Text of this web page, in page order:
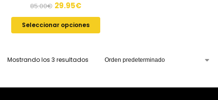
85.00€ 29.95€
Seleccionar opciones
Mostrando los 3 resultados